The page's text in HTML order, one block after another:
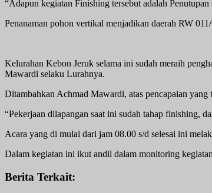
“Adapun kegiatan Finishing tersebut adalah
Penanaman pohon vertikal menjadikan daerah RW
Kelurahan Kebon Jeruk selama ini sudah meraih
Mawardi selaku Lurahnya.
Ditambahkan Achmad Mawardi, atas pencapaian
“Pekerjaan dilapangan saat ini sudah tahap finishing,
Acara yang di mulai dari jam 08.00 s/d selesai ini
Dalam kegiatan ini ikut andil dalam monitoring
Berita Terkait: